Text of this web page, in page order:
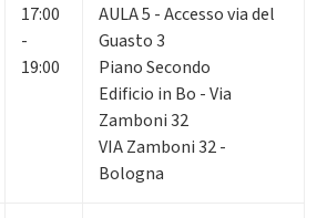
17:00
-
19:00
AULA 5 - Accesso via del
Guasto 3
Piano Secondo
Edificio in Bo - Via
Zamboni 32
VIA Zamboni 32 -
Bologna